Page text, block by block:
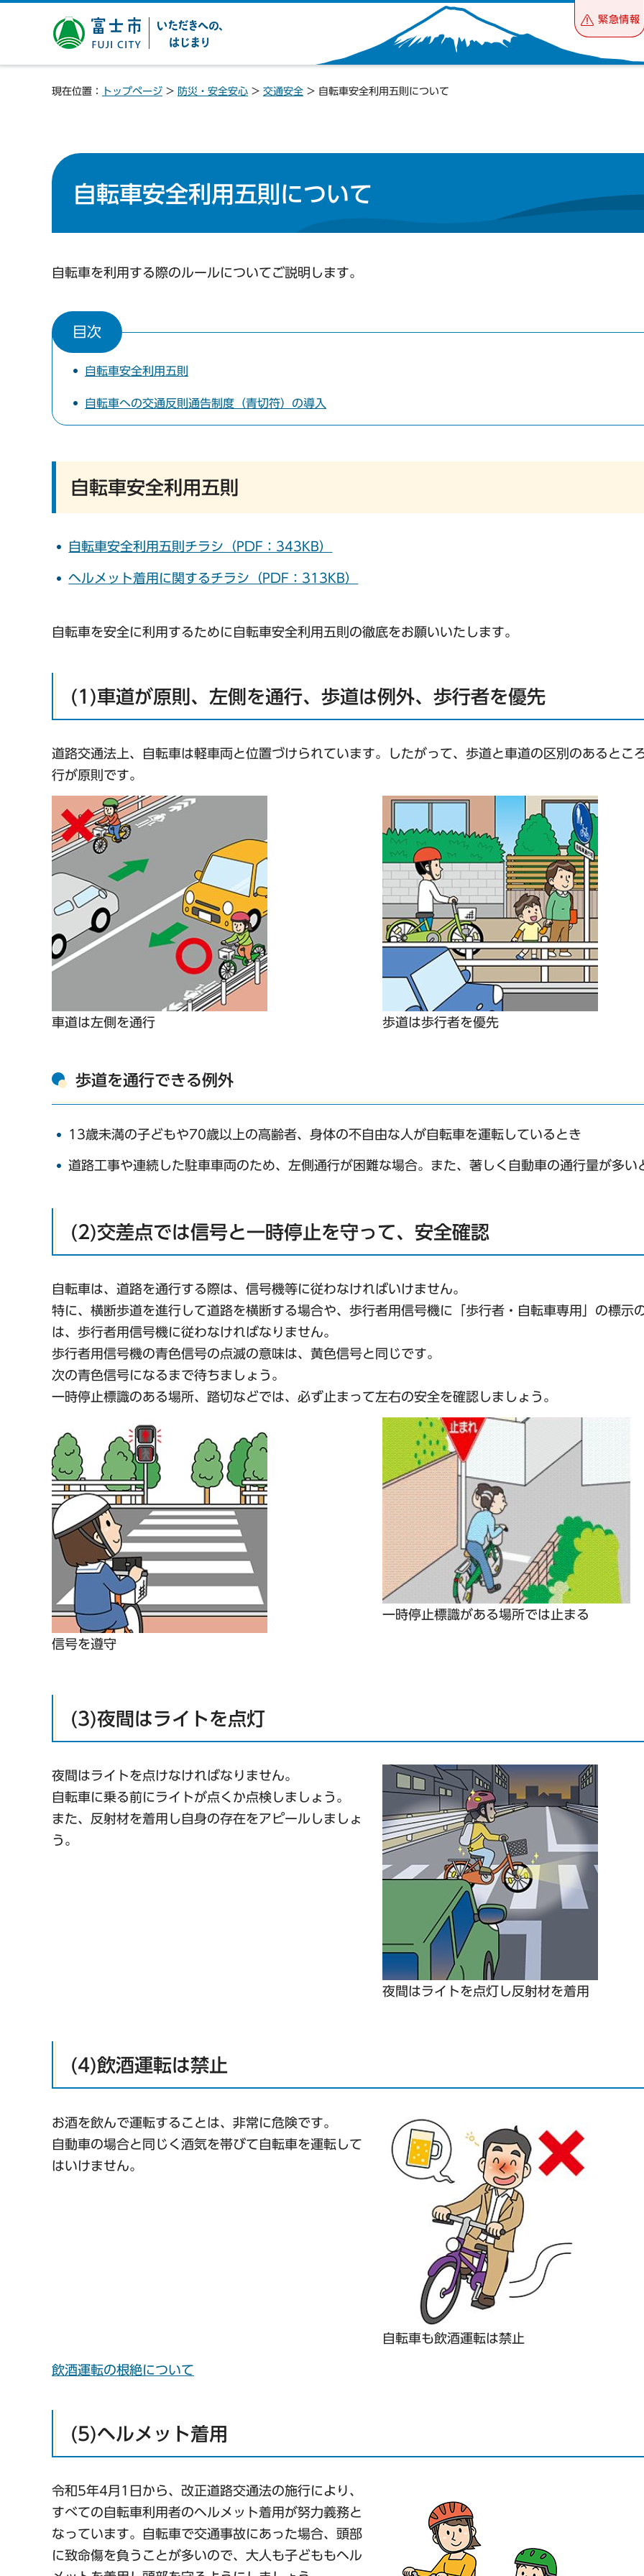
富士市 いただきへの、は
じまり
緊急情報
現在位置： トップページ > 防災・安全安心 > 交通安全 > 自転車安全利用五則について
自転車安全利用五則について
自転車を利用する際のルールについてご説明します。
目次
自転車安全利用五則
自転車への交通反則通告制度（青切符）の導入
自転車安全利用五則
自転車安全利用五則チラシ（PDF：343KB）
ヘルメット着用に関するチラシ（PDF：313KB）
自転車を安全に利用するために自転車安全利用五則の徹底をお願いいたします。
(1)車道が原則、左側を通行、歩道は例外、歩行者を優先
道路交通法上、自転車は軽車両と位置づけられています。したがって、歩道と車道の区別のあるとこ
行が原則です。
車道は左側を通行 歩道は歩行者を優先
歩道を通行できる例外
13歳未満の子どもや70歳以上の高齢者、身体の不自由な人が自転車を運転しているとき
道路工事や連続した駐車車両のため、左側通行が困難な場合。また、著しく自動車の通行量が多い
(2)交差点では信号と一時停止を守って、安全確認
自転車は、道路を通行する際は、信号機等に従わなければいけません。
特に、横断歩道を進行して道路を横断する場合や、歩行者用信号機に「歩行者・自転車専用」の標示
は、歩行者用信号機に従わなければなりません。
歩行者用信号機の青色信号の点滅の意味は、黄色信号と同じです。
次の青色信号になるまで待ちましょう。
一時停止標識のある場所、踏切などでは、必ず止まって左右の安全を確認しましょう。
信号を遵守
一時停止標識がある場所では止まる
(3)夜間はライトを点灯
夜間はライトを点けなければなりません。
自転車に乗る前にライトが点くか点検しましょう。
また、反射材を着用し自身の存在をアピールしましょ
う。
夜間はライトを点灯し反射材を着用
(4)飲酒運転は禁止
お酒を飲んで運転することは、非常に危険です。
自動車の場合と同じく酒気を帯びて自転車を運転して
はいけません。
自転車も飲酒運転は禁止
飲酒運転の根絶について
(5)ヘルメット着用
令和5年4月1日から、改正道路交通法の施行により、
すべての自転車利用者のヘルメット着用が努力義務と
なっています。自転車で交通事故にあった場合、頭部
に致命傷を負うことが多いので、大人も子どももヘル